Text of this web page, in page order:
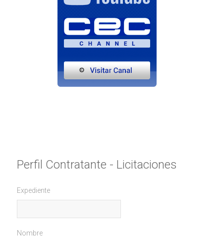
Perfil Contratante - Licitaciones
Expediente
Nombre